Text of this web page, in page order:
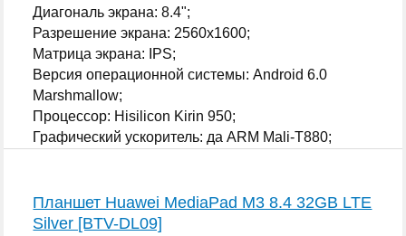
Диагональ экрана: 8.4";
Разрешение экрана: 2560x1600;
Матрица экрана: IPS;
Версия операционной системы: Android 6.0
Marshmallow;
Процессор: Hisilicon Kirin 950;
Графический ускоритель: да ARM Mali-T880;
Планшет Huawei MediaPad M3 8.4 32GB LTE
Silver [BTV-DL09]